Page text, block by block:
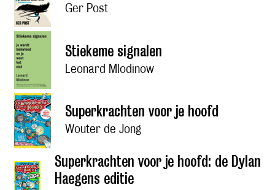
Ger Post
Stiekeme signalen
Leonard Mlodinow
Superkrachten voor je hoofd
Wouter de Jong
Superkrachten voor je hoofd: de Dylan
Haegens editie